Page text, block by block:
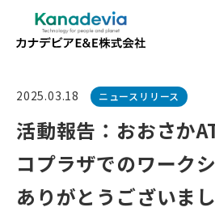
2025.03.18 ニュースリリース
活動報告：おおさか
コプラザでのワーク
ありがとうございまし